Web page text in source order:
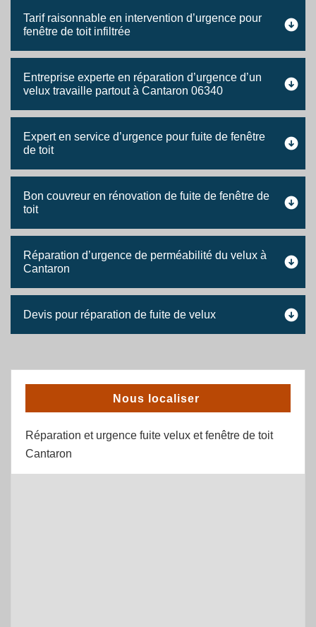
Tarif raisonnable en intervention d’urgence pour
fenêtre de toit infiltrée
Entreprise experte en réparation d’urgence d’un
velux travaille partout à Cantaron 06340
Expert en service d’urgence pour fuite de fenêtre
de toit
Bon couvreur en rénovation de fuite de fenêtre de
toit
Réparation d’urgence de perméabilité du velux à
Cantaron
Devis pour réparation de fuite de velux
Nous localiser
Réparation et urgence fuite velux et fenêtre de toit
Cantaron